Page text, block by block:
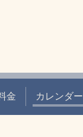
金 カレンダー